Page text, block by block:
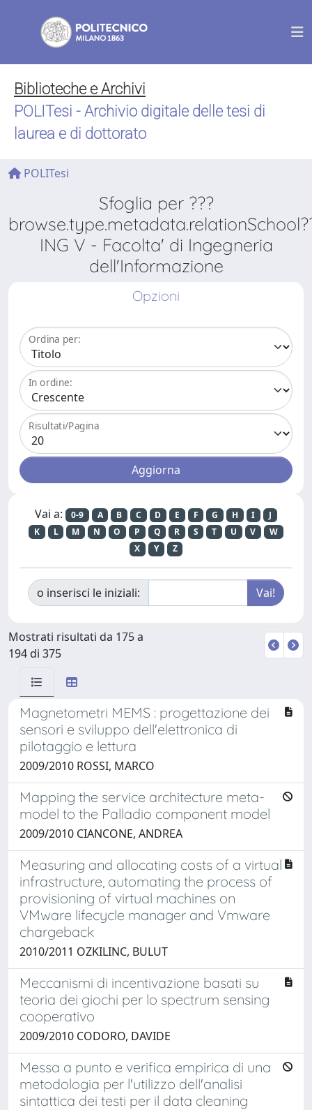
Biblioteche e Archivi
POLITesi - Archivio digitale delle tesi di
laurea e di dottorato
POLITesi
Sfoglia per ???
ING V - Facolta' di Ingegneria
dell'Informazione
Opzioni
Ordina per:
In ordine:
Risultati/Pagina
Vai a: 0-9 A B C D E F G H I
J
K
L M N O P Q R S T U V
W
X
Y Z
o inserisci le iniziali:
Mostrati risultati da 175 a
194 di 375
Magnetometri MEMS : progettazione dei
sensori e sviluppo dell'elettronica di
pilotaggio e lettura
2009/2010 ROSSI, MARCO
Mapping the service architecture meta-
model to the Palladio component model
2009/2010 CIANCONE, ANDREA
Measuring and allocating costs of a virtual
infrastructure, automating the process of
provisioning of virtual machines on
VMware lifecycle manager and Vmware
chargeback
2010/2011 OZKILINC, BULUT
Meccanismi di incentivazione basati su
teoria dei giochi per lo spectrum sensing
cooperativo
2009/2010 CODORO, DAVIDE
Messa a punto e verifica empirica di una
metodologia per l'utilizzo dell'analisi
sintattica dei testi per il data cleaning